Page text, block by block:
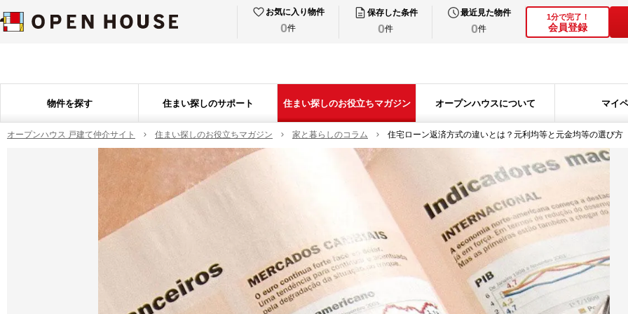
お気に入り物件
0件
保存した条件
0件
最近見た物件
0件
1分で完了！
会員登録
物件を探す 住まい探しのサポート 住まい探しのお役立ちマガジン オープンハウスについて マイ
オープンハウス 戸建て仲介サイト 住まい探しのお役立ちマガジン 家と暮らしのコラム 住宅ローン返済方式の違いとは？元利均等と元金均等の選び方